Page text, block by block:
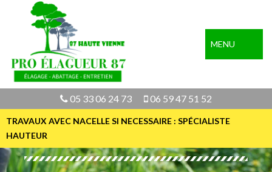
MENU
05 33 06 24 73 06 59 47 51 52
TRAVAUX AVEC NACELLE SI NECESSAIRE : SPÉCIALISTE
HAUTEUR